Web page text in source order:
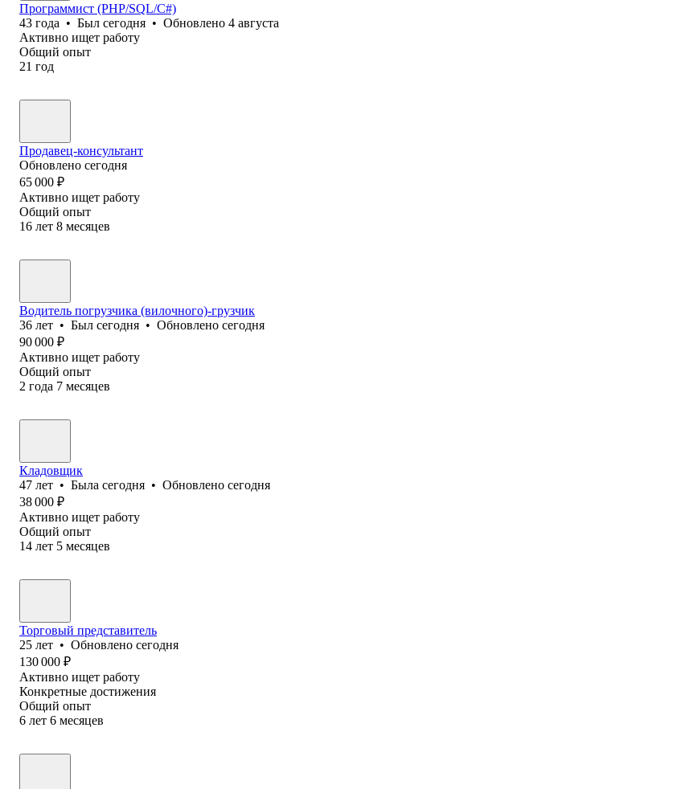
Программист (PHP/SQL/C#)
43 года • Был сегодня • Обновлено 4 августа
Активно ищет работу
Общий опыт
21 год
Продавец-консультант
Обновлено сегодня
65 000 ₽
Активно ищет работу
Общий опыт
16 лет 8 месяцев
Водитель погрузчика (вилочного)-грузчик
36 лет • Был сегодня • Обновлено сегодня
90 000 ₽
Активно ищет работу
Общий опыт
2 года 7 месяцев
Кладовщик
47 лет • Была сегодня • Обновлено сегодня
38 000 ₽
Активно ищет работу
Общий опыт
14 лет 5 месяцев
Торговый представитель
25 лет • Обновлено сегодня
130 000 ₽
Активно ищет работу
Конкретные достижения
Общий опыт
6 лет 6 месяцев